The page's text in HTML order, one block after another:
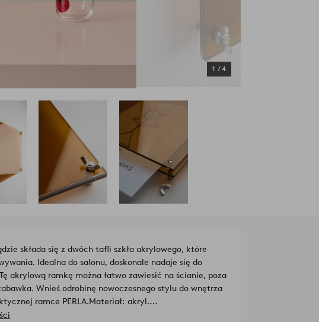
1 /4
składa się z dwóch tafli szkła akrylowego, które
Idealna do salonu, doskonale nadaje się do
akrylową ramkę można łatwo zawiesić na ścianie, poza
Wnieś odrobinę nowoczesnego stylu do wnętrza
ramce PERLA.Materiał: akryl.
X wysokość: 1.0 cm.